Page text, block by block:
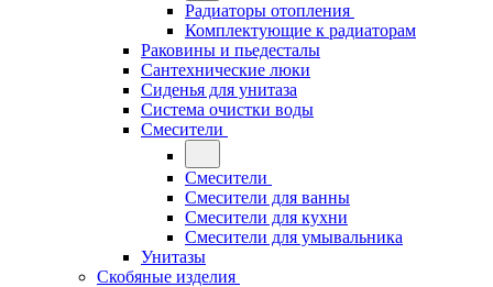
Радиаторы отопления
Комплектующие к радиаторам
Раковины и пьедесталы
Сантехнические люки
Сиденья для унитаза
Система очистки воды
Смесители
Смесители
Смесители для ванны
Смесители для кухни
Смесители для умывальника
Унитазы
Скобяные изделия